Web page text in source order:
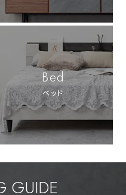
Bed
ベッド
GUIDE